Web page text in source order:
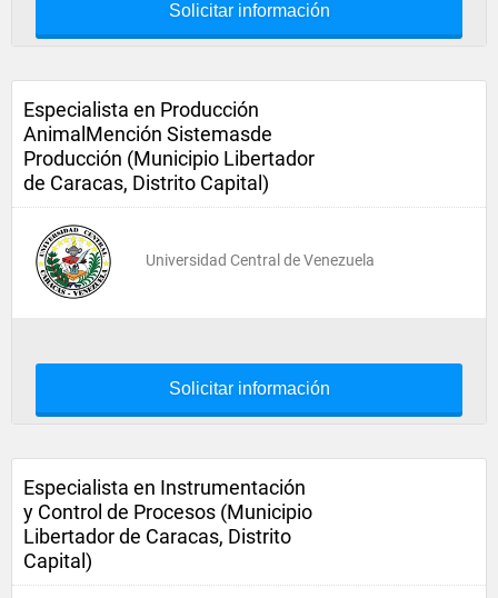
Solicitar información
Especialista en Producción
AnimalMención Sistemasde
Producción (Municipio Libertador
de Caracas, Distrito Capital)
Universidad Central de Venezuela
Solicitar información
Especialista en Instrumentación
y Control de Procesos (Municipio
Libertador de Caracas, Distrito
Capital)